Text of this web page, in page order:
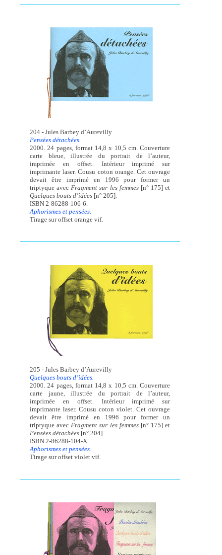
204 - Jules Barbey d’Aurevilly
Pensées détachées.
2000. 24 pages, format 14,8 x 10,5 cm. Couverture
carte bleue, illustrée du portrait de l’auteur,
imprimée en offset. Intérieur imprimé sur
imprimante laser. Cousu coton orange. Cet ouvrage
devait être imprimé en 1996 pour former un
triptyque avecFragment sur les femmes[n° 175] et
Quelques bouts d’idées[n° 205].
ISBN 2-86288-106-6.
Aphorismes et pensées.
Tirage sur offset orange vif.
205 - Jules Barbey d’Aurevilly
Quelques bouts d’idées.
2000. 24 pages, format 14,8 x 10,5 cm. Couverture
carte jaune, illustrée du portrait de l’auteur,
imprimée en offset. Intérieur imprimé sur
imprimante laser. Cousu coton violet. Cet ouvrage
devait être imprimé en 1996 pour former un
triptyque avecFragment sur les femmes[n° 175] et
Pensées détachées[n° 204].
ISBN 2-86288-104-X.
Aphorismes et pensées.
Tirage sur offset violet vif.